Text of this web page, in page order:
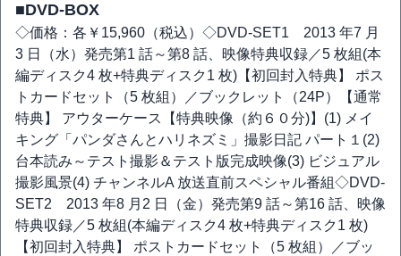
■DVD-BOX
◇価格：各￥15,960（税込）◇DVD-SET1 2013 年7 月
3 日（水）発売第1 話～第8 話、映像特典収録／5 枚組(本
編ディスク4 枚+特典ディスク1 枚)【初回封入特典】 ポス
トカードセット（5 枚組）／ブックレット（24P）【通常
特典】 アウターケース【特典映像（約６０分)】(1) メイ
キング「パンダさんとハリネズミ」撮影日記 パート１(2)
台本読み～テスト撮影＆テスト版完成映像(3) ビジュアル
撮影風景(4) チャンネルA 放送直前スペシャル番組◇DVD-
SET2 2013 年8 月2 日（金）発売第9 話～第16 話、映像
特典収録／5 枚組(本編ディスク4 枚+特典ディスク1 枚)
【初回封入特典】 ポストカードセット（5 枚組）／ブッ